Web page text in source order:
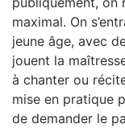
maximal. On
jeune âge, avec
jouent la
à chanter ou
mise en pratique
de demander le